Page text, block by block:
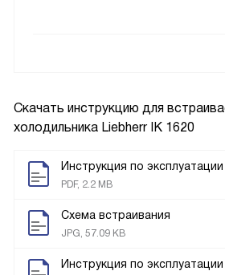
Скачать инструкцию для
холодильника Liebherr IK 1620
Инструкция по эксплуатации
PDF, 2.2 MB
Схема встраивания
JPG, 57.09 KB
Инструкция по эксплуатации